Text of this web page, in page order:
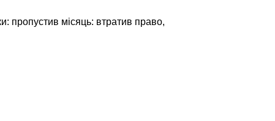
пропустив місяць: втратив право,